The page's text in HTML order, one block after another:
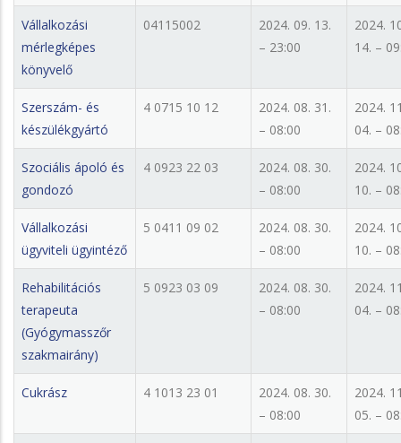
Vállalkozási
mérlegképes
könyvelő
04115002
2024. 09. 13.
– 23:00
2024.
14. –
Szerszám- és
készülékgyártó
4 0715 10 12
2024. 08. 31.
– 08:00
2024.
04. –
Szociális ápoló és
gondozó
4 0923 22 03
2024. 08. 30.
– 08:00
2024.
10. –
Vállalkozási
ügyviteli ügyintéző
5 0411 09 02
2024. 08. 30.
– 08:00
2024.
10. –
Rehabilitációs
terapeuta
(Gyógymasszőr
szakmairány)
5 0923 03 09
2024. 08. 30.
– 08:00
2024.
04. –
Cukrász 4 1013 23 01
2024. 08. 30.
– 08:00
2024.
05. –